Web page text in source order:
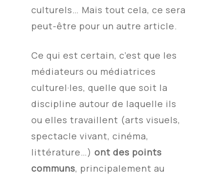
culturels… Mais tout cela, ce sera
peut-être pour un autre article.
Ce qui est certain, c’est que les
médiateurs ou médiatrices
culturel·les, quelle que soit la
discipline autour de laquelle ils
ou elles travaillent (arts visuels,
spectacle vivant, cinéma,
littérature…)ont des points
communs, principalement au